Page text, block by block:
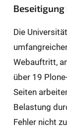
Die
Webauftritt,
über 19
Seiten
Belastung
Fehler nicht